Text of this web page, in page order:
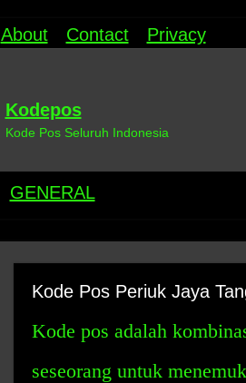
About Contact Privacy
Kodepos
Kode Pos Seluruh Indonesia
GENERAL
Kode Pos Periuk Jaya
Kode pos adalah
seseorang untuk